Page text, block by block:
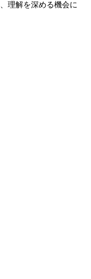
理解を深める機会に